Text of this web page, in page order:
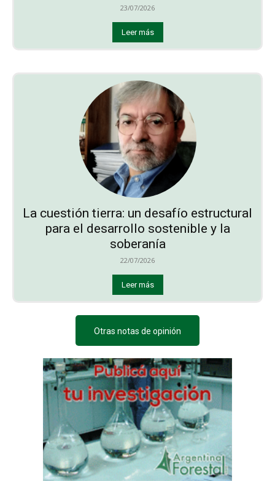
23/07/2026
Leer más
La cuestión tierra: un desafío estructural
para el desarrollo sostenible y la
soberanía
22/07/2026
Leer más
Otras notas de opinión